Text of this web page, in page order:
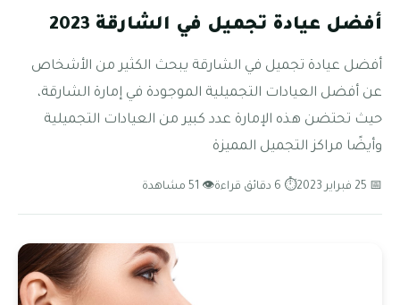
أفضل عيادة تجميل في الشارقة 2023
أفضل عيادة تجميل في الشارقة يبحث الكثير من الأشخاص
عن أفضل العيادات التجميلية الموجودة في إمارة الشارقة،
حيث تحتضن هذه الإمارة عدد كبير من العيادات التجميلية
وأيضًا مراكز التجميل المميزة
📅 25 فبراير 2023 ⏱ 6 دقائق قراءة 👁 51 مشاهدة